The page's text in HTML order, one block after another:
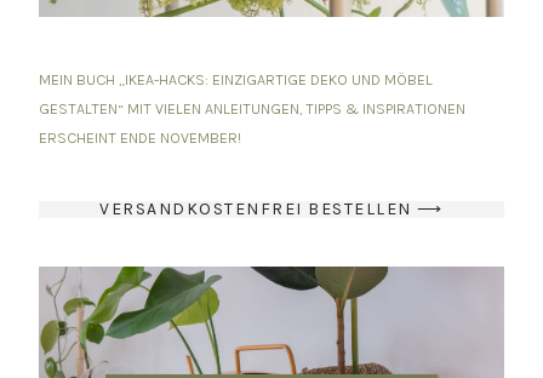
MEIN BUCH „IKEA-HACKS: EINZIGARTIGE DEKO UND MÖBEL
GESTALTEN“ MIT VIELEN ANLEITUNGEN, TIPPS & INSPIRATIONEN
ERSCHEINT ENDE NOVEMBER!
VERSANDKOSTENFREI BESTELLEN ⟶